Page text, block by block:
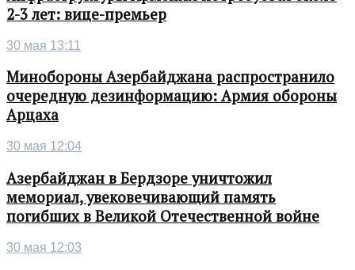
2-3 лет: вице-премьер
30 мая 13:11
Минобороны Азербайджана распространило
очередную дезинформацию: Армия обороны
Арцаха
30 мая 12:04
Азербайджан в Бердзоре уничтожил
мемориал, увековечивающий память
погибших в Великой Отечественной войне
30 мая 12:03